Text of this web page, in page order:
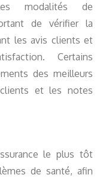
modalités de
de vérifier la
les avis clients et
Certains
des meilleurs
et les notes
le plus tôt
de santé, afin